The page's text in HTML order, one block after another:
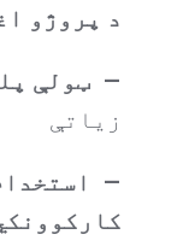
د پروژو
– ټولې
زیاتې
–